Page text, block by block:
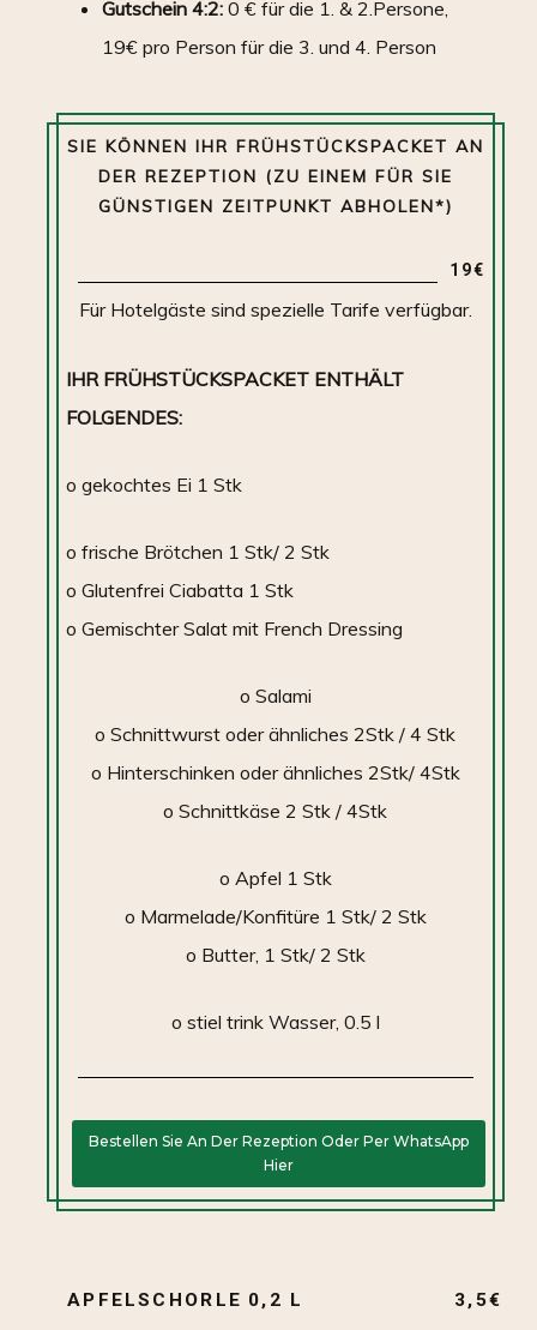
Gutschein 4:2:0 € für die 1. & 2.Persone,
19€ pro Person für die 3. und 4. Person
SIE KÖNNEN IHR FRÜHSTÜCKSPACKET AN
DER REZEPTION (ZU EINEM FÜR SIE
GÜNSTIGEN ZEITPUNKT ABHOLEN*)
19€
Für Hotelgäste sind spezielle Tarife verfügbar.
IHR FRÜHSTÜCKSPACKET ENTHÄLT
FOLGENDES:
o gekochtes Ei 1 Stk
o frische Brötchen 1 Stk/ 2 Stk
o Glutenfrei Ciabatta 1 Stk
o Gemischter Salat mit French Dressing
o Salami
o Schnittwurst oder ähnliches 2Stk / 4 Stk
o Hinterschinken oder ähnliches 2Stk/ 4Stk
o Schnittkäse 2 Stk / 4Stk
o Apfel 1 Stk
o Marmelade/Konfitüre 1 Stk/ 2 Stk
o Butter, 1 Stk/ 2 Stk
o stiel trink Wasser, 0.5 l
Bestellen Sie An Der Rezeption Oder Per WhatsApp
Hier
APFELSCHORLE 0,2 L 3,5€